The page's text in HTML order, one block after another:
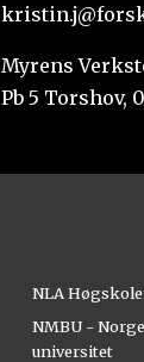
Myrens
Pb 5 Torshov,
NLA
NMBU -
universitet